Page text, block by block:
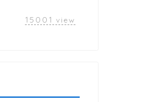
15001 view